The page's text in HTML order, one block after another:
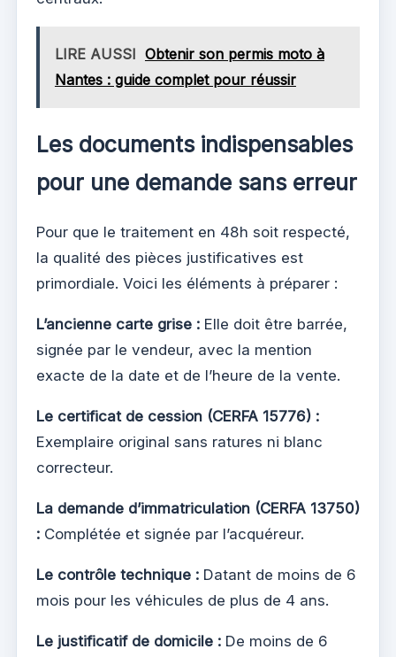
LIRE AUSSI Obtenir son permis moto à
Nantes : guide complet pour réussir
Les documents indispensables
pour une demande sans erreur
Pour que le traitement en 48h soit respecté,
la qualité des pièces justificatives est
primordiale. Voici les éléments à préparer :
L’ancienne carte grise : Elle doit être barrée,
signée par le vendeur, avec la mention
exacte de la date et de l’heure de la vente.
Le certificat de cession (CERFA 15776) :
Exemplaire original sans ratures ni blanc
correcteur.
La demande d’immatriculation (CERFA 13750)
: Complétée et signée par l’acquéreur.
Le contrôle technique : Datant de moins de 6
mois pour les véhicules de plus de 4 ans.
Le justificatif de domicile : De moins de 6